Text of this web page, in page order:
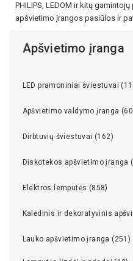
PHILIPS, LEDOM ir kitų
apšvietimo įrangos pasiūlos ir
Apšvietimo įranga
LED pramoniniai šviestuvai
Apšvietimo valdymo įranga
Dirbtuvių šviestuvai (162)
Diskotekos apšvietimo įranga
Elektros lemputės (858)
Kalėdinis ir dekoratyvinis
Lauko apšvietimo įranga (251)